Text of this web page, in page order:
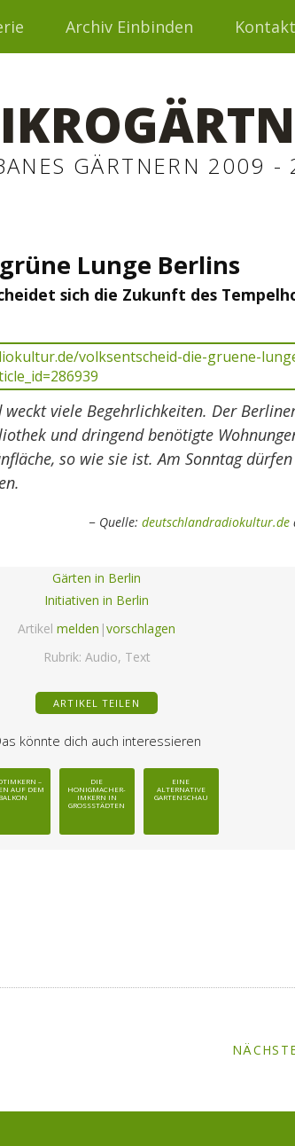
Archiv Einbinden Kontakt
GÄRTNERN 2009 -
Lunge Berlins
sich die Zukunft des
viele Begehrlichkeiten. Der
und dringend benötigte
so wie sie ist. Am Sonntag
Quelle: deutschlandradiokultur.de
Gärten in Berlin
Initiativen in Berlin
Artikel melden |vorschlagen
Rubrik: Audio, Text
ARTIKEL TEILEN
könnte dich auch interessieren
–
AUF DEM
BALKON
DIE
HONIGMACHER-
IMKERN IN
GROSSSTÄDTEN
EINE
ALTERNATIVE
GARTENSCHAU